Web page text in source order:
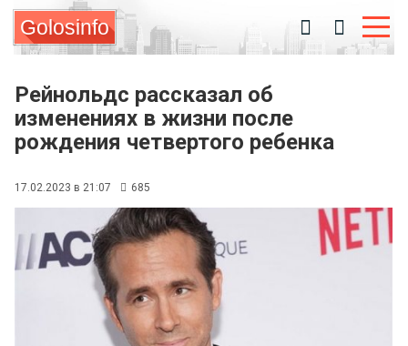
Golosinfo
Рейнольдс рассказал об
изменениях в жизни после
рождения четвертого ребенка
17.02.2023 в 21:07 685